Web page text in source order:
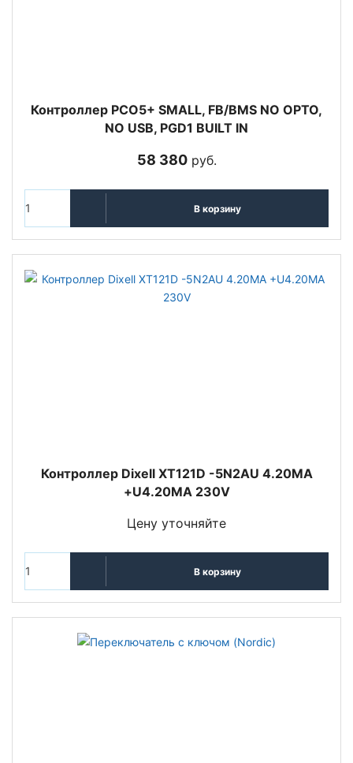
Контроллер PCO5+ SMALL, FB/BMS NO OPTO,
NO USB, PGD1 BUILT IN
58 380руб.
В корзину
Контроллер Dixell XT121D -5N2AU 4.20MA
+U4.20MA 230V
Цену уточняйте
В корзину